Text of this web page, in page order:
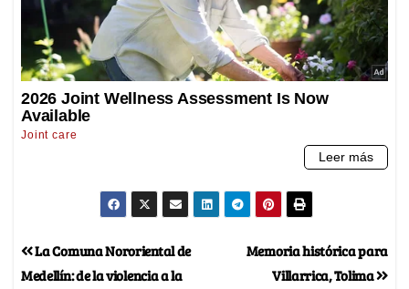
Memoria histórica para
Villarrica, Tolima
La Comuna Nororiental de
Medellín: de la violencia a la